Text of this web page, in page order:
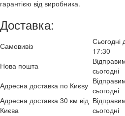
гарантією від виробника.
Доставка:
Самовивіз
Сьогодні
17:30
Нова пошта
сьогодні
Адресна доставка по Києву сьогодні
Адресна доставка 30 км від
Києва
сьогодні